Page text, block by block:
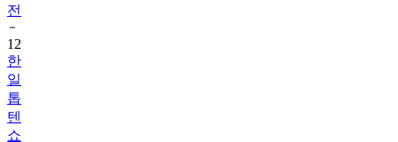
전
12
한
일
톱
텐
쇼